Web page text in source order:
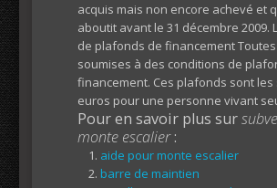
acquis mais non encore achevé et
aboutit avant le 31 décembre 2009.
de plafonds de financement
soumises à des conditions de
financement. Ces plafonds sont les
euros pour une personne vivant
Pour en savoir plus sur
monte escalier:
aide pour monte escalier
barre de maintien